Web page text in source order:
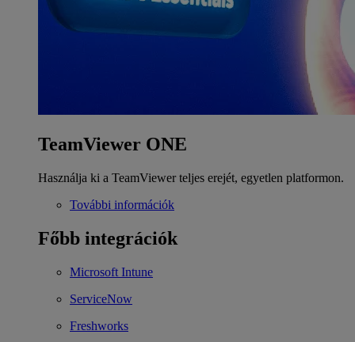
TeamViewer ONE
Használja ki a TeamViewer teljes erejét, egyetlen platformon.
További információk
Főbb integrációk
Microsoft Intune
ServiceNow
Freshworks